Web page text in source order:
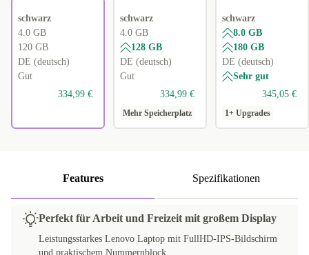
schwarz
4.0 GB
120 GB
DE (deutsch)
Gut
334,99 €
schwarz
4.0 GB
128 GB
DE (deutsch)
Gut
334,99 €
Mehr Speicherplatz
schwarz
8.0 GB
180 GB
DE (deutsch)
Sehr gut
345,05 €
1+ Upgrades
Features Spezifikationen
Perfekt für Arbeit und Freizeit mit großem Display
Leistungsstarkes Lenovo Laptop mit FullHD-IPS-Bildschirm
und praktischem Nummernblock.